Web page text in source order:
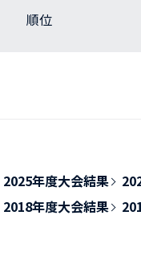
順位
2025年度大会結果
2018年度大会結果